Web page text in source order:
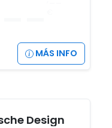
MÁS INFO
Design